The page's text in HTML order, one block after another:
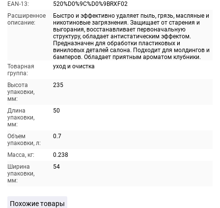
EAN-13:
520%D0%9C%D0%9BRXF02
Расширенное
описание:
Быстро и эффективно удаляет пыль, грязь, масляные и
никотиновые загрязнения. Защищает от старения и
выгорания, восстанавливает первоначальную
структуру, обладает антистатическим эффектом.
Предназначен для обработки пластиковых и
виниловых деталей салона. Подходит для молдингов и
бамперов. Обладает приятным ароматом клубники.
Товарная
группа:
уход и очистка
Высота
упаковки,
мм:
235
Длина
упаковки,
мм:
50
Объем
упаковки, л:
0.7
Масса, кг:
0.238
Ширина
упаковки,
мм:
54
Похожие товары